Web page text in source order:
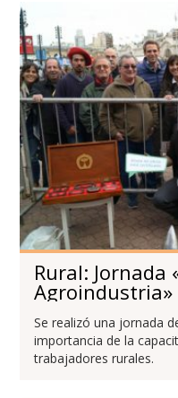
Rural: Jornada
Agroindustria»
Se realizó una jornada
importancia de la
trabajadores rurales.